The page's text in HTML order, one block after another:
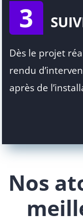
3
Dès le projet
rendu
après de
Nos